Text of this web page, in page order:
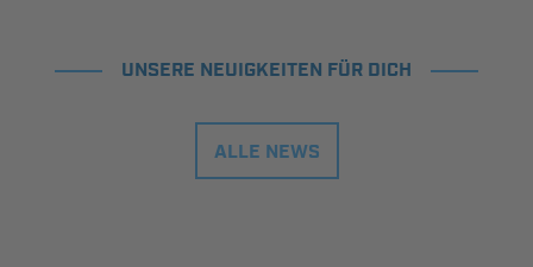
UNSERE NEUIGKEITEN FÜR DICH
ALLE NEWS